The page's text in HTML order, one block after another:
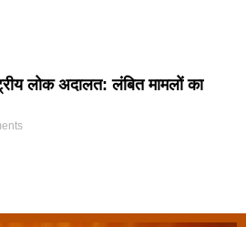
लोक अदालत: लंबित मामलों का